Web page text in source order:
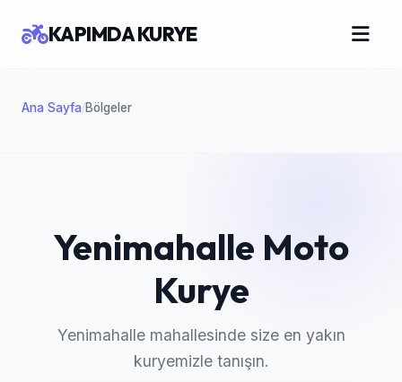
Ana Sayfa/Bölgeler
KAPIMDA KURYE
Yenimahalle Moto
Kurye
Yenimahalle mahallesinde size en yakın
kuryemizle tanışın.